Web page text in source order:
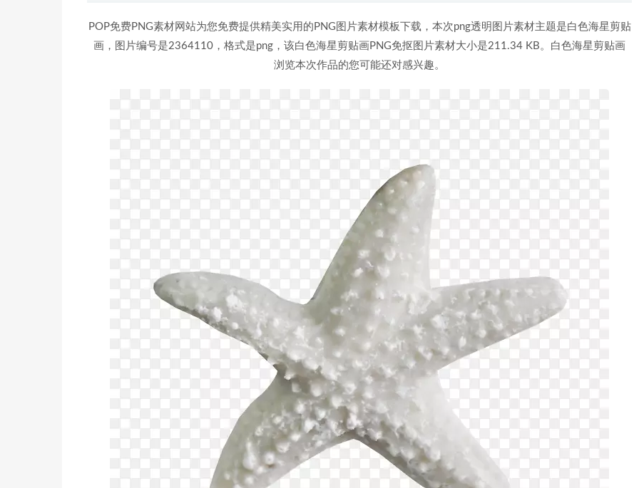
POP免费PNG素材网站为您免费提供精美实用的PNG图片素材模板下载，本次png透明图片素材主题是白色海星剪贴
画，图片编号是2364110，格式是png，该白色海星剪贴画PNG免抠图片素材大小是211.34 KB。白色海星剪贴画
浏览本次作品的您可能还对感兴趣。